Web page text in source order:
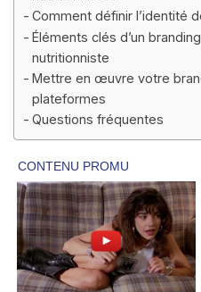
Comment définir l’identité
Éléments clés d’un
nutritionniste
Mettre en œuvre votre
plateformes
Questions fréquentes